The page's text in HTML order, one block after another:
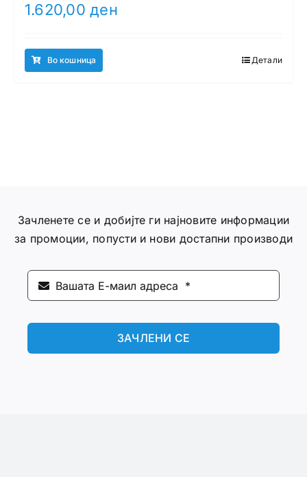
1.620,00ден
Во кошница Детали
Зачленете се и добијте ги најновите информации
за промоции, попусти и нови достапни производи
ЗАЧЛЕНИ СЕ